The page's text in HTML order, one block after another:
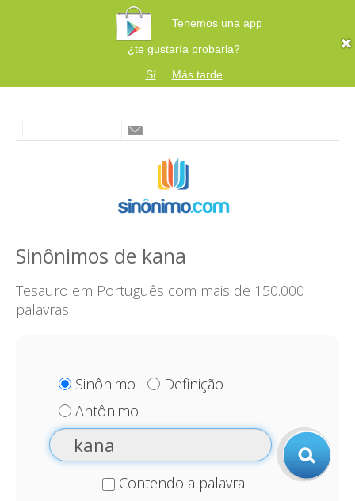
Tenemos una app
¿te gustaría probarla?
Sí
Más tarde
Sinônimos de kana
Tesauro em Português com mais de 150.000
palavras
Sinônimo
Definição
Antônimo
Contendo a palavra